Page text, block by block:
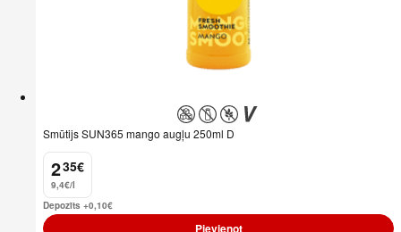
Smūtijs SUN365 mango augļu 250ml D
2
. 35€
9,4€/l
Depozīts +0,10€
Pievienot